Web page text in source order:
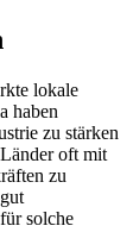
lokale
haben
zu stärken
oft mit
zu
solche